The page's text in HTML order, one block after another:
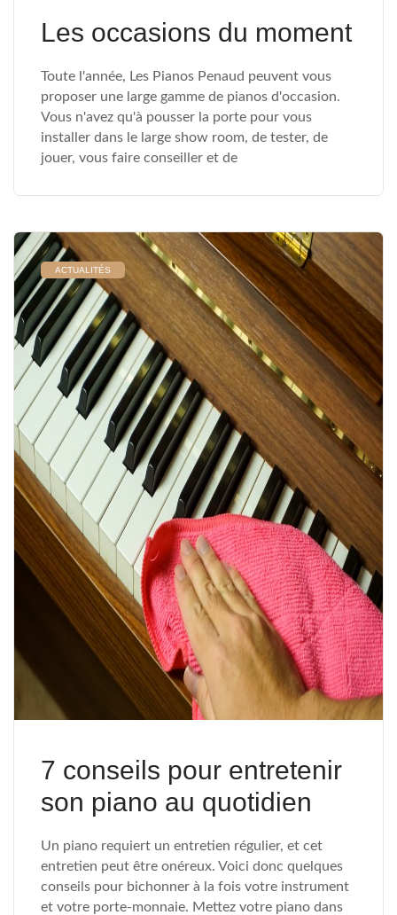
Les occasions du moment
Toute l'année, Les Pianos Penaud peuvent vous
proposer une large gamme de pianos d'occasion.
Vous n'avez qu'à pousser la porte pour vous
installer dans le large show room, de tester, de
jouer, vous faire conseiller et de
ACTUALITÉS
7 conseils pour entretenir
son piano au quotidien
Un piano requiert un entretien régulier, et cet
entretien peut être onéreux. Voici donc quelques
conseils pour bichonner à la fois votre instrument
et votre porte-monnaie. Mettez votre piano dans